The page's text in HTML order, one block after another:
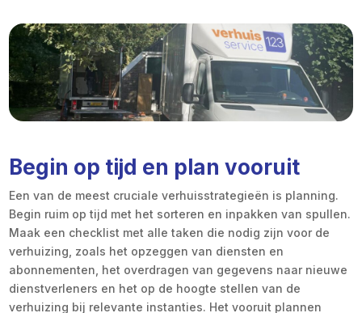
Begin op tijd en plan vooruit
Een van de meest cruciale verhuisstrategieën is planning.
Begin ruim op tijd met het sorteren en inpakken van spullen.
Maak een checklist met alle taken die nodig zijn voor de
verhuizing, zoals het opzeggen van diensten en
abonnementen, het overdragen van gegevens naar nieuwe
dienstverleners en het op de hoogte stellen van de
verhuizing bij relevante instanties. Het vooruit plannen